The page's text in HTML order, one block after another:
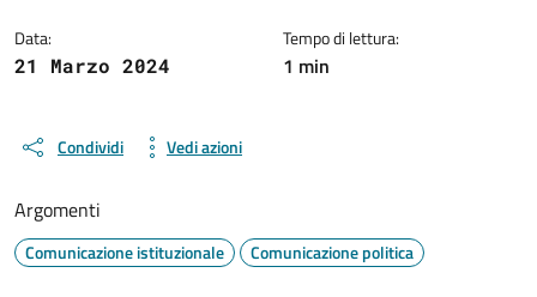
Data:
21 Marzo 2024
Tempo di lettura:
1 min
Condividi Vedi azioni
Argomenti
Comunicazione istituzionale Comunicazione politica